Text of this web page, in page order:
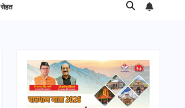
सेहत